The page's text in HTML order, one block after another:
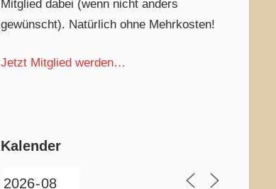
Mitglied dabei (wenn nicht anders
gewünscht). Natürlich ohne Mehrkosten!
Jetzt Mitglied werden…
Kalender